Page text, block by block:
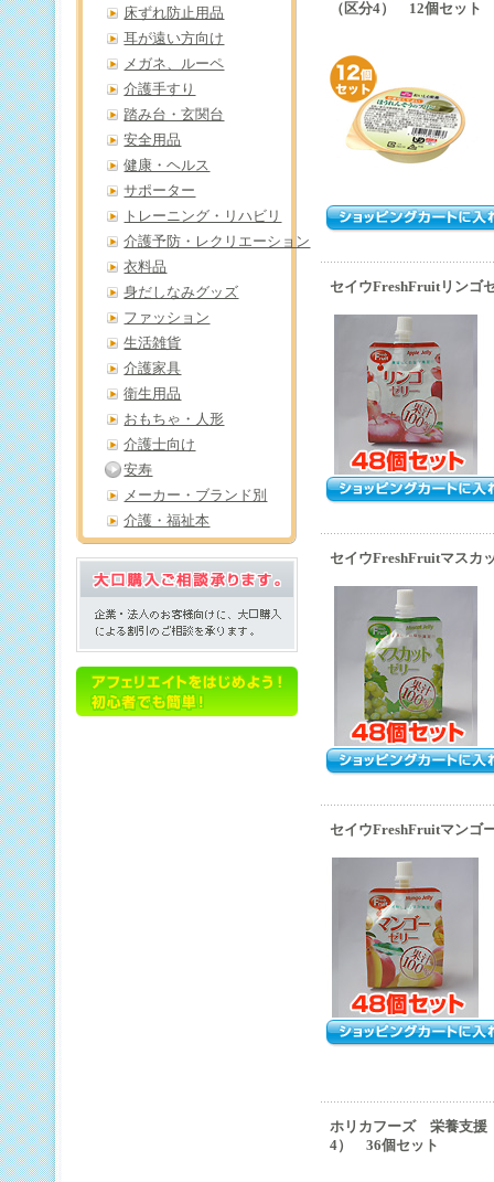
（区分4） 12個セット
セイウFreshFruitリンゴ
セイウFreshFruitマスカ
セイウFreshFruitマンゴ
ホリカフーズ 栄養支援
4） 36個セット
床ずれ防止用品
耳が遠い方向け
メガネ、ルーペ
介護手すり
踏み台・玄関台
安全用品
健康・ヘルス
サポーター
トレーニング・リハビリ
介護予防・レクリエーション
衣料品
身だしなみグッズ
ファッション
生活雑貨
介護家具
衛生用品
おもちゃ・人形
介護士向け
安寿
メーカー・ブランド別
介護・福祉本